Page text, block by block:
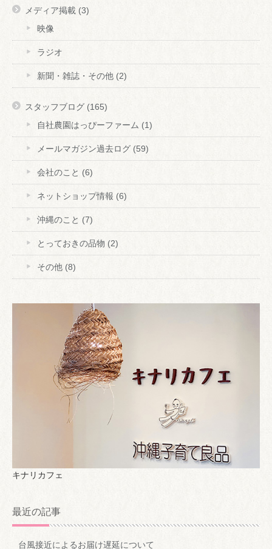
メディア掲載 (3)
映像
ラジオ
新聞・雑誌・その他 (2)
スタッフブログ (165)
自社農園はっぴーファーム (1)
メールマガジン過去ログ (59)
会社のこと (6)
ネットショップ情報 (6)
沖縄のこと (7)
とっておきの品物 (2)
その他 (8)
キナリカフェ
最近の記事
台風接近によるお届け遅延について